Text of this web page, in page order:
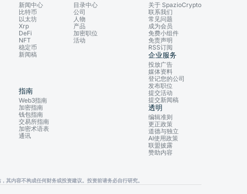
新闻中心
比特币
以太坊
Xrp
DeFi
NFT
稳定币
新闻稿
目录中心
公司
人物
产品
加密职位
活动
指南
Web3指南
加密指南
钱包指南
交易所指南
加密术语表
通讯
关于 SpazioCrypto
联系我们
常见问题
成为会员
免费小组件
免责声明
RSS订阅
企业服务
投放广告
媒体资料
登记您的公司
发布职位
提交活动
提交新闻稿
透明
编辑准则
更正政策
道德与独立
AI使用政策
联盟披露
赞助内容
内容不构成任何财务或投资建议。投资前请务必自行研究。